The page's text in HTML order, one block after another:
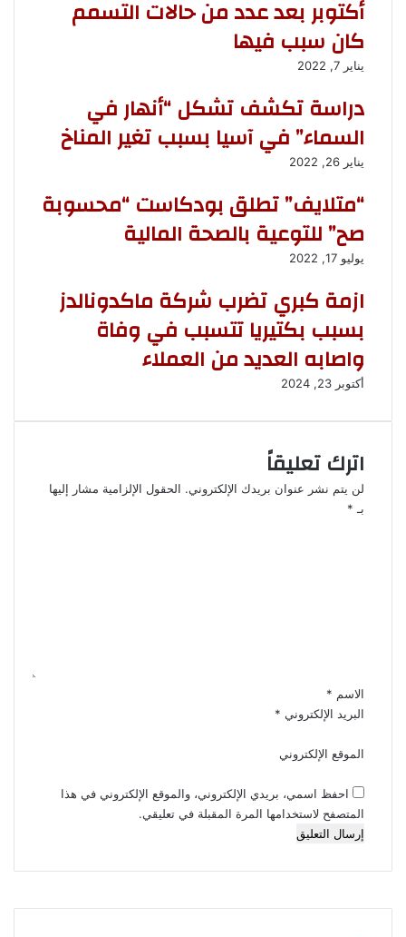
ب
أكتوبر بعد عدد من حالات التسمم
كان سبب فيها
يناير 7, 2022
دراسة تكشف تشكل “أنهار في
السماء” في آسيا بسبب تغير المناخ
يناير 26, 2022
“متلايف” تطلق بودكاست “محسوبة
صح” للتوعية بالصحة المالية
يوليو 17, 2022
ازمة كبري تضرب شركة ماكدونالدز
بسبب بكتيريا تتسبب في وفاة
واصابه العديد من العملاء
أكتوبر 23, 2024
اترك تعليقاً
لن يتم نشر عنوان بريدك الإلكتروني. الحقول الإلزامية مشار إليها
بـ *
الاسم *
البريد الإلكتروني *
الموقع الإلكتروني
احفظ اسمي، بريدي الإلكتروني، والموقع الإلكتروني في هذا
المتصفح لاستخدامها المرة المقبلة في تعليقي.